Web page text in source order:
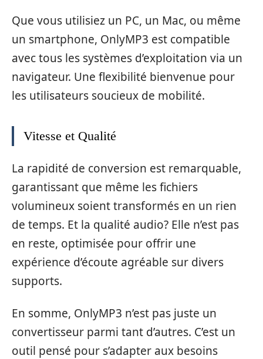
Que vous utilisiez un PC, un Mac, ou même
un smartphone, OnlyMP3 est compatible
avec tous les systèmes d’exploitation via un
navigateur. Une flexibilité bienvenue pour
les utilisateurs soucieux de mobilité.
Vitesse et Qualité
La rapidité de conversion est remarquable,
garantissant que même les fichiers
volumineux soient transformés en un rien
de temps. Et la qualité audio? Elle n’est pas
en reste, optimisée pour offrir une
expérience d’écoute agréable sur divers
supports.
En somme, OnlyMP3 n’est pas juste un
convertisseur parmi tant d’autres. C’est un
outil pensé pour s’adapter aux besoins